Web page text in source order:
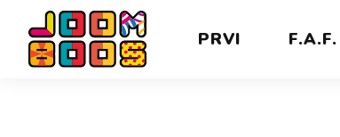
PRVI F.A.F.